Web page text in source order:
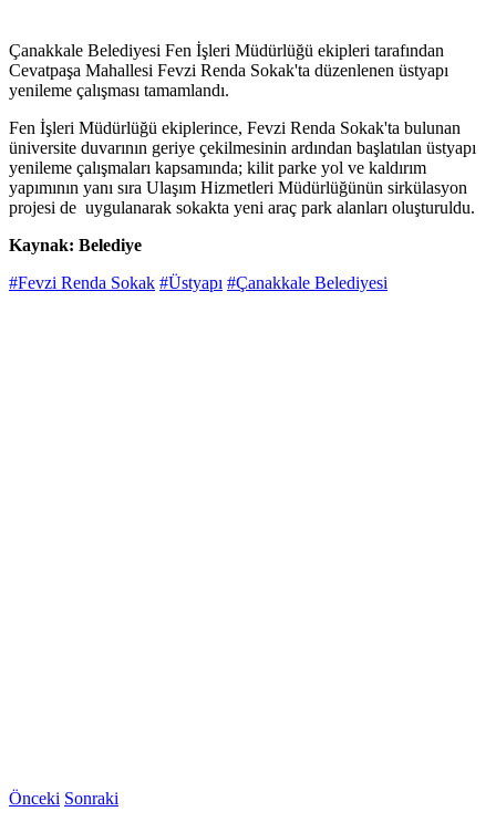
Çanakkale Belediyesi Fen İşleri Müdürlüğü ekipleri tarafından
Cevatpaşa Mahallesi Fevzi Renda Sokak'ta düzenlenen üstyapı
yenileme çalışması tamamlandı.
Fen İşleri Müdürlüğü ekiplerince, Fevzi Renda Sokak'ta bulunan
üniversite duvarının geriye çekilmesinin ardından başlatılan üstyapı
yenileme çalışmaları kapsamında; kilit parke yol ve kaldırım
yapımının yanı sıra Ulaşım Hizmetleri Müdürlüğünün sirkülasyon
projesi de uygulanarak sokakta yeni araç park alanları oluşturuldu.
Kaynak: Belediye
#Fevzi Renda Sokak #Üstyapı #Çanakkale Belediyesi
Önceki Sonraki